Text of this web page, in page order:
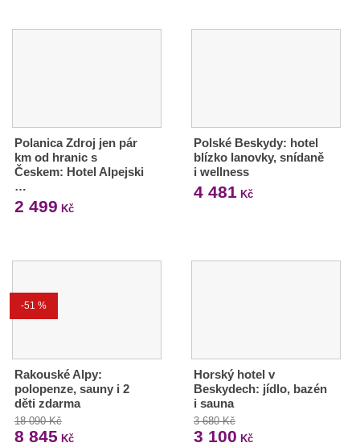
Polanica Zdroj jen pár
km od hranic s
Českem: Hotel Alpejski
…
2 499 Kč
Polské Beskydy: hotel
blízko lanovky, snídaně
i wellness
4 481 Kč
-51 %
Rakouské Alpy:
polopenze, sauny i 2
děti zdarma
18 090 Kč
8 845 Kč
Horský hotel v
Beskydech: jídlo, bazén
i sauna
3 680 Kč
3 100 Kč